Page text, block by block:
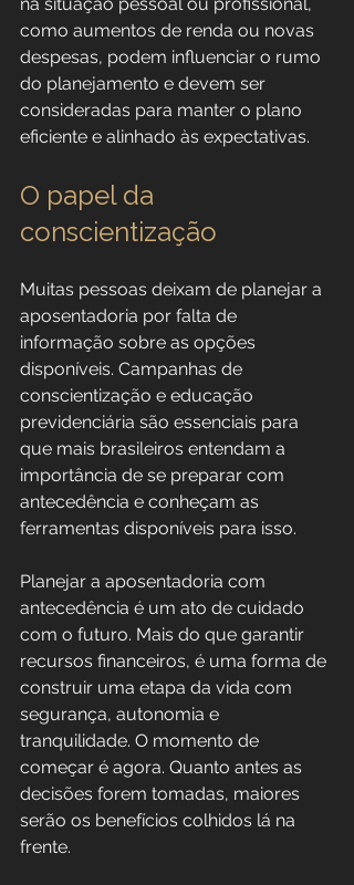
como aumentos de renda ou novas
despesas, podem influenciar o rumo
do planejamento e devem ser
consideradas para manter o plano
eficiente e alinhado às expectativas.
O papel da
conscientização
Muitas pessoas deixam de planejar a
aposentadoria por falta de
informação sobre as opções
disponíveis. Campanhas de
conscientização e educação
previdenciária são essenciais para
que mais brasileiros entendam a
importância de se preparar com
antecedência e conheçam as
ferramentas disponíveis para isso.
Planejar a aposentadoria com
antecedência é um ato de cuidado
com o futuro. Mais do que garantir
recursos financeiros, é uma forma de
construir uma etapa da vida com
segurança, autonomia e
tranquilidade. O momento de
começar é agora. Quanto antes as
decisões forem tomadas, maiores
serão os benefícios colhidos lá na
frente.